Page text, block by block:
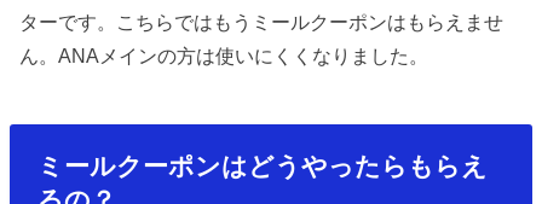
ターです。こちらではもうミールクーポンはもらえませ
ん。ANAメインの方は使いにくくなりました。
ミールクーポンはどうやったらもらえ